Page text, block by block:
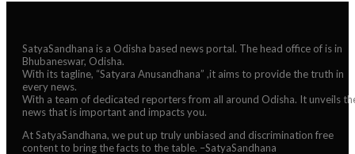
SatyaSandhana is a Odisha based news portal. The head office of is in
Bhubaneswar, Odisha.
With its tagline, “Satyara Anusandhana” ,it aims to provide the truth in
every news.
With a team of dedicated reporters from all around Odisha. It unveils
news that is important and impacts you.
At SatyaSandhana, we put up truly unbiased and discrimination free
content to bring the facts to the table. –SatyaSandhana